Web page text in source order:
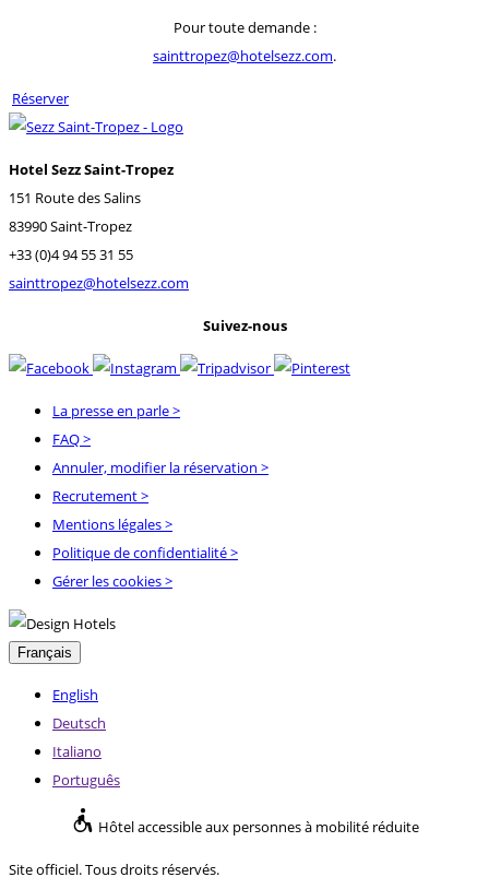
Pour toute demande :
sainttropez@hotelsezz.com.
Réserver
Hotel Sezz Saint-Tropez
151 Route des Salins
83990 Saint-Tropez
+33 (0)4 94 55 31 55
sainttropez@hotelsezz.com
Suivez-nous
La presse en parle>
FAQ>
Annuler, modifier la réservation >
Recrutement>
Mentions légales>
Politique de confidentialité>
Gérer les cookies >
Français
English
Deutsch
Italiano
Português
Hôtel accessible aux personnes à mobilité réduite
Site officiel. Tous droits réservés.